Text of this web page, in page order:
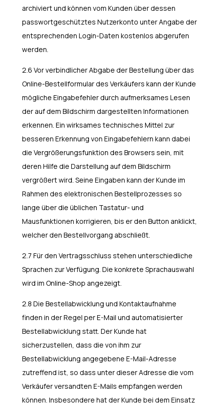
archiviert und können vom Kunden über dessen
passwortgeschütztes Nutzerkonto unter Angabe der
entsprechenden Login-Daten kostenlos abgerufen
werden.
2.6 Vor verbindlicher Abgabe der Bestellung über das
Online-Bestellformular des Verkäufers kann der Kunde
mögliche Eingabefehler durch aufmerksames Lesen
der auf dem Bildschirm dargestellten Informationen
erkennen. Ein wirksames technisches Mittel zur
besseren Erkennung von Eingabefehlern kann dabei
die Vergrößerungsfunktion des Browsers sein, mit
deren Hilfe die Darstellung auf dem Bildschirm
vergrößert wird. Seine Eingaben kann der Kunde im
Rahmen des elektronischen Bestellprozesses so
lange über die üblichen Tastatur- und
Mausfunktionen korrigieren, bis er den Button anklickt,
welcher den Bestellvorgang abschließt.
2.7 Für den Vertragsschluss stehen unterschiedliche
Sprachen zur Verfügung. Die konkrete Sprachauswahl
wird im Online-Shop angezeigt.
2.8 Die Bestellabwicklung und Kontaktaufnahme
finden in der Regel per E-Mail und automatisierter
Bestellabwicklung statt. Der Kunde hat
sicherzustellen, dass die von ihm zur
Bestellabwicklung angegebene E-Mail-Adresse
zutreffend ist, so dass unter dieser Adresse die vom
Verkäufer versandten E-Mails empfangen werden
können. Insbesondere hat der Kunde bei dem Einsatz